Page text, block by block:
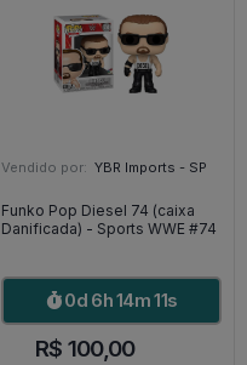
Vendido por: YBR Imports - SP
Funko Pop Diesel 74 (caixa
Danificada) - Sports WWE #74
0d 6h 14m 9s
R$ 100,00